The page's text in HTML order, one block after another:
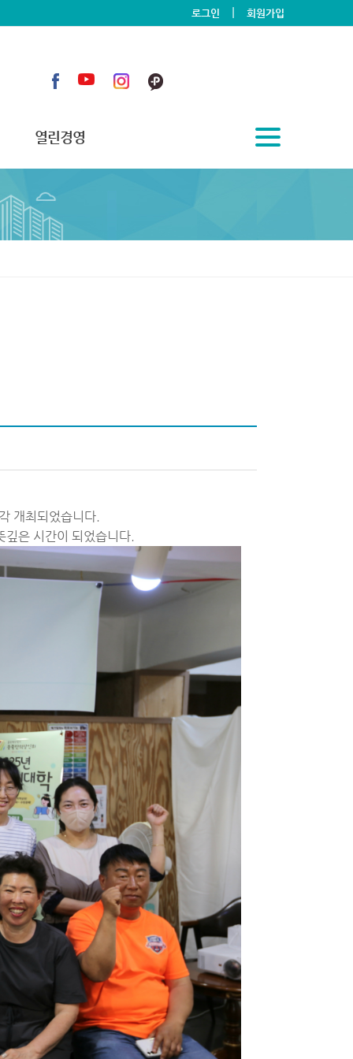
회원가입
|
로그인
열린경영
개최되었습니다.
깊은 시간이 되었습니다.